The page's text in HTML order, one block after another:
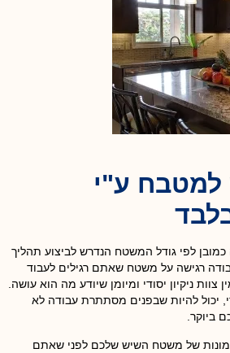
למטבח ע"י
לפי גודל המשטח הנדרש לביצוע תהליך
רגישה על משטח שאתם רגילים לעבוד
צוות ניקיון יסודי ומיומן שיודע מה הוא עושה.
יכול להיות שבפנים מסתתרת עבודה לא
ביוקר.
של משטח השיש שלכם לפני שאתם